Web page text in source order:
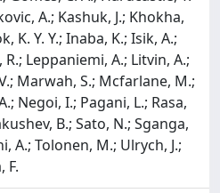
A.; Kashuk, J.; Khokha,
K. Y. Y.; Inaba, K.; Isik, A.;
Leppaniemi, A.; Litvin, A.;
Marwah, S.; Mcfarlane, M.;
Negoi, I.; Pagani, L.; Rasa,
B.; Sato, N.; Sganga,
A.; Tolonen, M.; Ulrych, J.;
F.